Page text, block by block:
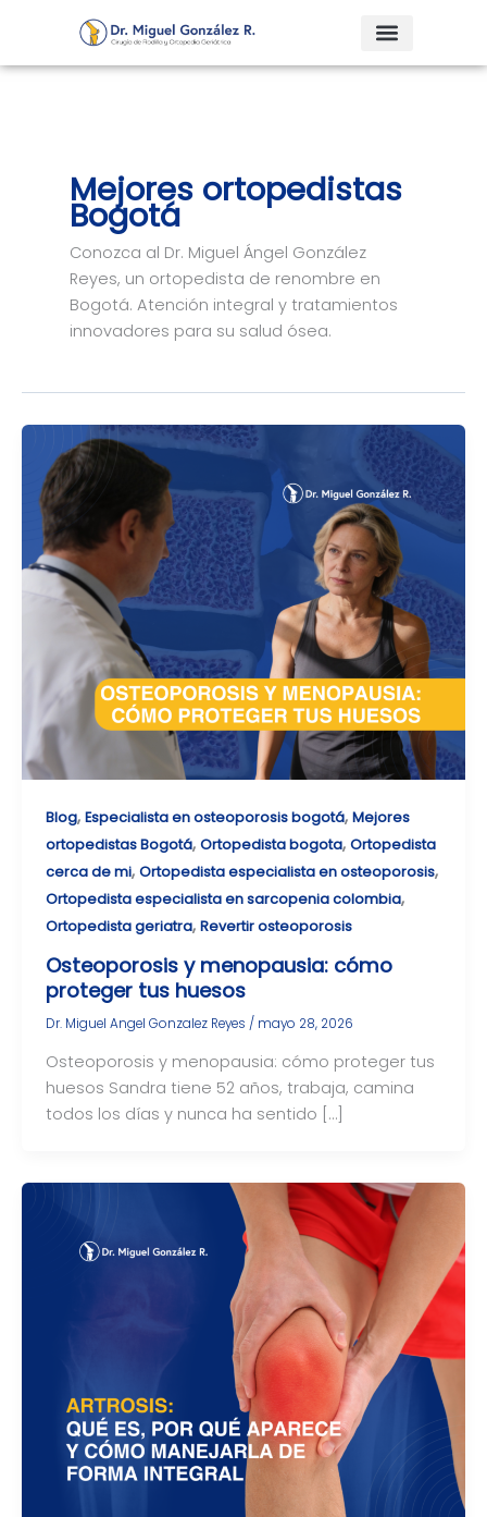
contenido
Mejores ortopedistas
Bogotá
Conozca al Dr. Miguel Ángel González
Reyes, un ortopedista de renombre en
Bogotá. Atención integral y tratamientos
innovadores para su salud ósea.
Blog, Especialista en osteoporosis bogotá, Mejores
ortopedistas Bogotá, Ortopedista bogota, Ortopedista
cerca de mi, Ortopedista especialista en osteoporosis,
Ortopedista especialista en sarcopenia colombia,
Ortopedista geriatra, Revertir osteoporosis
Osteoporosis y menopausia: cómo
proteger tus huesos
Dr. Miguel Angel Gonzalez Reyes / mayo 28, 2026
Osteoporosis y menopausia: cómo proteger tus
huesos Sandra tiene 52 años, trabaja, camina
todos los días y nunca ha sentido […]